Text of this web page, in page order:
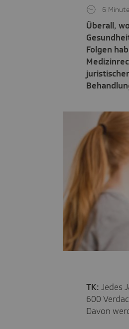
Überall,
Folgen
6
TK: Jedes
600
Davon